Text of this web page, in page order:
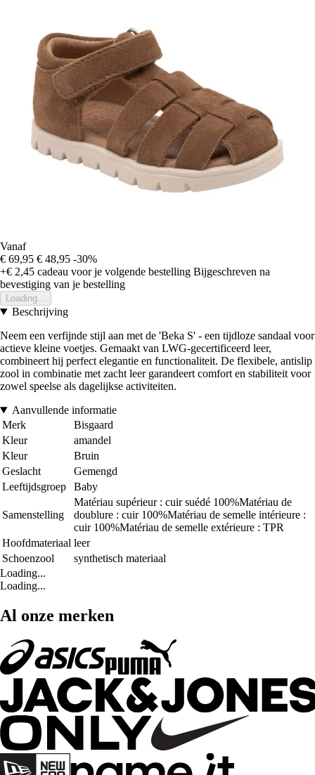
Vanaf
€ 69,95 € 48,95 -30%
+€ 2,45 cadeau voor je volgende bestelling Bijgeschreven na
bevestiging van je bestelling
Loading...
Beschrijving
Neem een verfijnde stijl aan met de 'Beka S' - een tijdloze sandaal voor
actieve kleine voetjes. Gemaakt van LWG-gecertificeerd leer,
combineert hij perfect elegantie en functionaliteit. De flexibele, antislip
zool in combinatie met zacht leer garandeert comfort en stabiliteit voor
zowel speelse als dagelijkse activiteiten.
Aanvullende informatie
Merk
Bisgaard
Kleur
amandel
Kleur
Bruin
Geslacht
Gemengd
Leeftijdsgroep
Baby
Samenstelling
Matériau supérieur : cuir suédé 100%Matériau de
doublure : cuir 100%Matériau de semelle intérieure :
cuir 100%Matériau de semelle extérieure : TPR
Hoofdmateriaal leer
Schoenzool
synthetisch materiaal
Loading...
Loading...
Al onze merken